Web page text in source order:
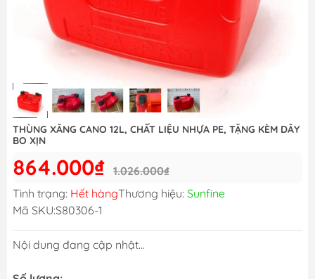
THÙNG XĂNG CANO 12L, CHẤT LIỆU NHỰA PE, TẶNG KÈM DÂY
BO XỊN
864.000₫ 1.026.000₫
Tình trạng: Hết hàngThương hiệu: Sunfine
Mã SKU:S80306-1
Nội dung đang cập nhật...